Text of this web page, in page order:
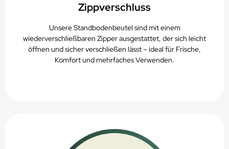
Zippverschluss
Unsere Standbodenbeutel sind mit einem
wiederverschließbaren Zipper ausgestattet, der sich leicht
öffnen und sicher verschließen lässt – ideal für Frische,
Komfort und mehrfaches Verwenden.